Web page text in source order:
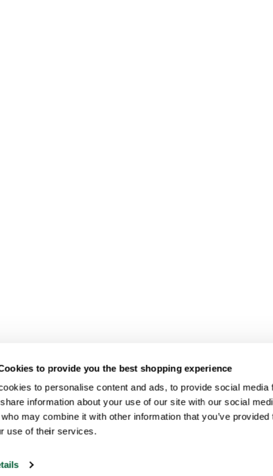
to provide you the best shopping experience
to personalise content and ads, to provide social
information about your use of our site with our social
may combine it with other information that you’ve
use of their services.